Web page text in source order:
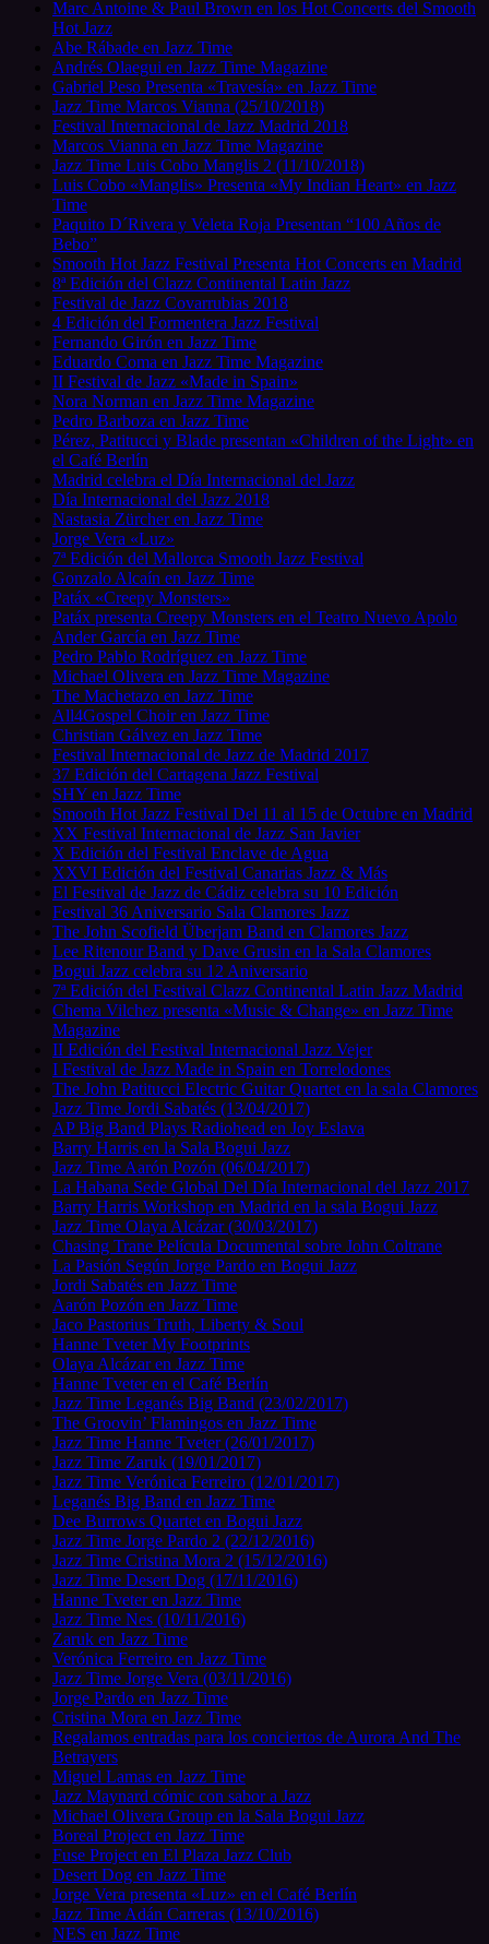
Marc Antoine & Paul Brown en los Hot Concerts del Smooth
Hot Jazz
Abe Rábade en Jazz Time
Andrés Olaegui en Jazz Time Magazine
Gabriel Peso Presenta «Travesía» en Jazz Time
Jazz Time Marcos Vianna (25/10/2018)
Festival Internacional de Jazz Madrid 2018
Marcos Vianna en Jazz Time Magazine
Jazz Time Luis Cobo Manglis 2 (11/10/2018)
Luis Cobo «Manglis» Presenta «My Indian Heart» en Jazz
Time
Paquito D´Rivera y Veleta Roja Presentan “100 Años de
Bebo”
Smooth Hot Jazz Festival Presenta Hot Concerts en Madrid
8ª Edición del Clazz Continental Latin Jazz
Festival de Jazz Covarrubias 2018
4 Edición del Formentera Jazz Festival
Fernando Girón en Jazz Time
Eduardo Coma en Jazz Time Magazine
II Festival de Jazz «Made in Spain»
Nora Norman en Jazz Time Magazine
Pedro Barboza en Jazz Time
Pérez, Patitucci y Blade presentan «Children of the Light» en
el Café Berlín
Madrid celebra el Día Internacional del Jazz
Día Internacional del Jazz 2018
Nastasia Zürcher en Jazz Time
Jorge Vera «Luz»
7ª Edición del Mallorca Smooth Jazz Festival
Gonzalo Alcaín en Jazz Time
Patáx «Creepy Monsters»
Patáx presenta Creepy Monsters en el Teatro Nuevo Apolo
Ander García en Jazz Time
Pedro Pablo Rodríguez en Jazz Time
Michael Olivera en Jazz Time Magazine
The Machetazo en Jazz Time
All4Gospel Choir en Jazz Time
Christian Gálvez en Jazz Time
Festival Internacional de Jazz de Madrid 2017
37 Edición del Cartagena Jazz Festival
SHY en Jazz Time
Smooth Hot Jazz Festival Del 11 al 15 de Octubre en Madrid
XX Festival Internacional de Jazz San Javier
X Edición del Festival Enclave de Agua
XXVI Edición del Festival Canarias Jazz & Más
El Festival de Jazz de Cádiz celebra su 10 Edición
Festival 36 Aniversario Sala Clamores Jazz
The John Scofield Überjam Band en Clamores Jazz
Lee Ritenour Band y Dave Grusin en la Sala Clamores
Bogui Jazz celebra su 12 Aniversario
7ª Edición del Festival Clazz Continental Latin Jazz Madrid
Chema Vilchez presenta «Music & Change» en Jazz Time
Magazine
II Edición del Festival Internacional Jazz Vejer
I Festival de Jazz Made in Spain en Torrelodones
The John Patitucci Electric Guitar Quartet en la sala Clamores
Jazz Time Jordi Sabatés (13/04/2017)
AP Big Band Plays Radiohead en Joy Eslava
Barry Harris en la Sala Bogui Jazz
Jazz Time Aarón Pozón (06/04/2017)
La Habana Sede Global Del Día Internacional del Jazz 2017
Barry Harris Workshop en Madrid en la sala Bogui Jazz
Jazz Time Olaya Alcázar (30/03/2017)
Chasing Trane Película Documental sobre John Coltrane
La Pasión Según Jorge Pardo en Bogui Jazz
Jordi Sabatés en Jazz Time
Aarón Pozón en Jazz Time
Jaco Pastorius Truth, Liberty & Soul
Hanne Tveter My Footprints
Olaya Alcázar en Jazz Time
Hanne Tveter en el Café Berlín
Jazz Time Leganés Big Band (23/02/2017)
The Groovin’ Flamingos en Jazz Time
Jazz Time Hanne Tveter (26/01/2017)
Jazz Time Zaruk (19/01/2017)
Jazz Time Verónica Ferreiro (12/01/2017)
Leganés Big Band en Jazz Time
Dee Burrows Quartet en Bogui Jazz
Jazz Time Jorge Pardo 2 (22/12/2016)
Jazz Time Cristina Mora 2 (15/12/2016)
Jazz Time Desert Dog (17/11/2016)
Hanne Tveter en Jazz Time
Jazz Time Nes (10/11/2016)
Zaruk en Jazz Time
Verónica Ferreiro en Jazz Time
Jazz Time Jorge Vera (03/11/2016)
Jorge Pardo en Jazz Time
Cristina Mora en Jazz Time
Regalamos entradas para los conciertos de Aurora And The
Betrayers
Miguel Lamas en Jazz Time
Jazz Maynard cómic con sabor a Jazz
Michael Olivera Group en la Sala Bogui Jazz
Boreal Project en Jazz Time
Fuse Project en El Plaza Jazz Club
Desert Dog en Jazz Time
Jorge Vera presenta «Luz» en el Café Berlín
Jazz Time Adán Carreras (13/10/2016)
NES en Jazz Time